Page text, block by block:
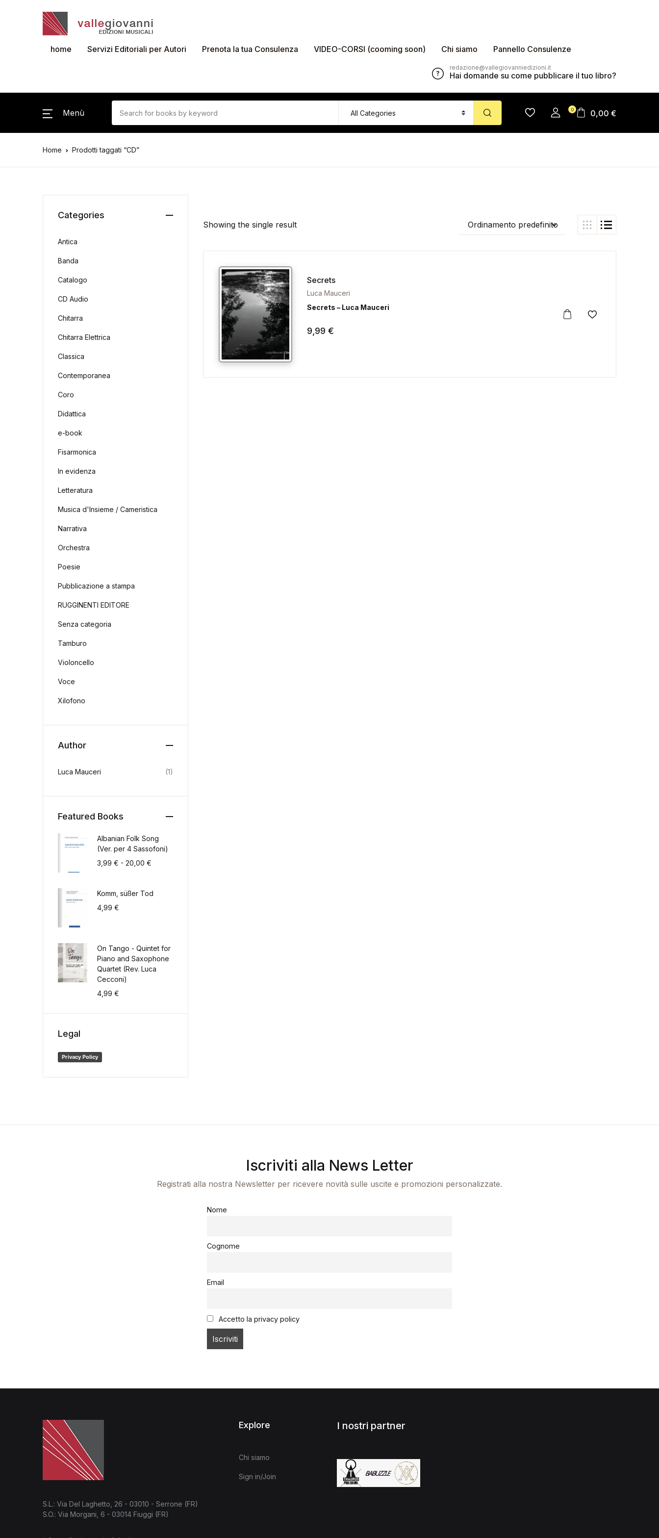
home Servizi Editoriali per Autori Prenota la tua Consulenza VIDEO-CORSI (cooming soon) Chi siamo Pannello Consulenze
redazione@vallegiovanniedizioni.it
Hai domande su come pubblicare il tuo libro?
Menù 0 0,00 €
Home Prodotti taggati “CD”
Showing the single result Ordinamento predefinito
Secrets
Luca Mauceri
Secrets – Luca Mauceri
9,99 €
Aggiungi alla
Categories
Antica
Banda
Catalogo
CD Audio
Chitarra
Chitarra Elettrica
Classica
Contemporanea
Coro
Didattica
e-book
Fisarmonica
In evidenza
Letteratura
Musica d'Insieme / Cameristica
Narrativa
Orchestra
Poesie
Pubblicazione a stampa
RUGGINENTI EDITORE
Senza categoria
Tamburo
Violoncello
Voce
Xilofono
Author
Luca Mauceri (1)
Featured Books
Albanian Folk Song
(Ver. per 4 Sassofoni)
3,99 € - 20,00 €
Komm, süßer Tod
4,99 €
On Tango - Quintet for
Piano and Saxophone
Quartet (Rev. Luca
Cecconi)
4,99 €
Legal
Privacy Policy
Iscriviti alla News Letter
Registrati alla nostra Newsletter per ricevere novità sulle uscite e promozioni personalizzate.
Nome
Cognome
Email
Accetto la privacy policy
S.L.: Via Del Laghetto, 26 - 03010 - Serrone (FR)
S.O.: Via Morgani, 6 - 03014 Fiuggi (FR)
Explore
Chi siamo
Sign in/Join
I nostri partner